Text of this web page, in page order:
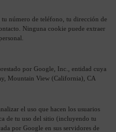
número de teléfono, tu dirección de
Ninguna cookie puede extraer
por Google, Inc., entidad cuya
Mountain View (California), CA
el uso que hacen los usuarios
de tu uso del sitio (incluyendo tu
por Google en sus servidores de